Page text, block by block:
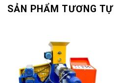
SẢN PHẨM TƯƠNG TỰ